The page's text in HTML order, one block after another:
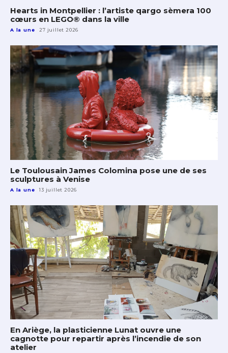
Hearts in Montpellier : l’artiste qargo sèmera 100
cœurs en LEGO® dans la ville
A la une 27 juillet 2026
Le Toulousain James Colomina pose une de ses
sculptures à Venise
A la une 13 juillet 2026
En Ariège, la plasticienne Lunat ouvre une
cagnotte pour repartir après l’incendie de son
atelier